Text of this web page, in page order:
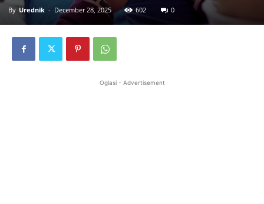
By Urednik - December 28, 2025 602 0
Oglasi - Advertisement